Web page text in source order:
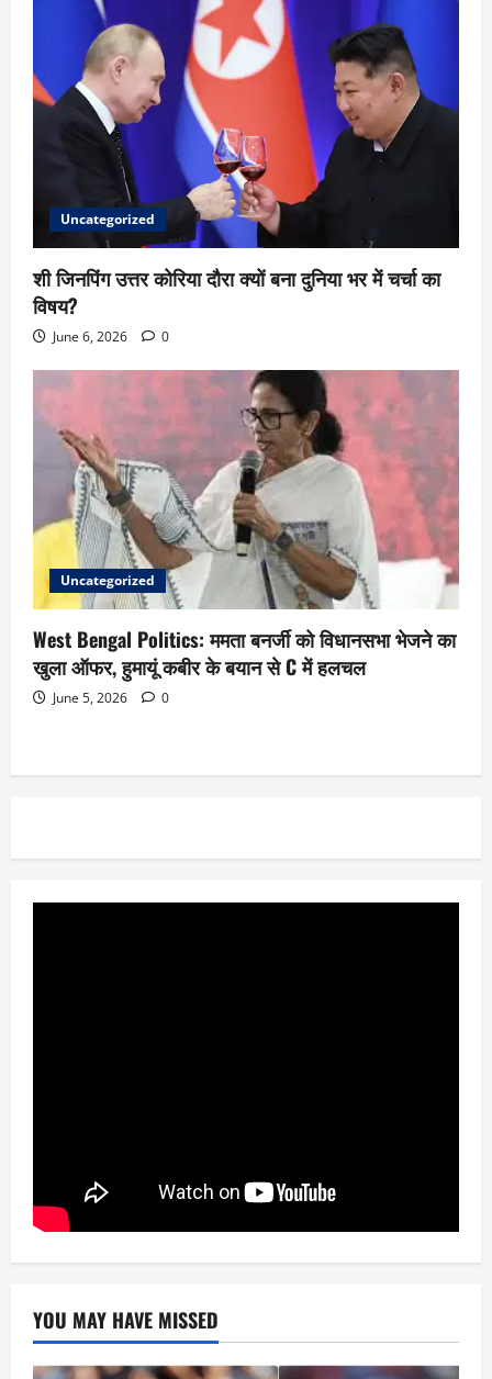
Uncategorized
शी जिनपिंग उत्तर कोरिया दौरा क्यों बना दुनिया भर में चर्चा का
विषय?
June 6, 2026 0
Uncategorized
West Bengal Politics: ममता बनर्जी को विधानसभा भेजने का
खुला ऑफर, हुमायूं कबीर के बयान से C में हलचल
June 5, 2026 0
YOU MAY HAVE MISSED